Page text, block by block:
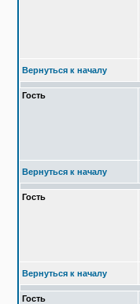
Вернуться к началу
Гость
Вернуться к началу
Гость
Вернуться к началу
Гость